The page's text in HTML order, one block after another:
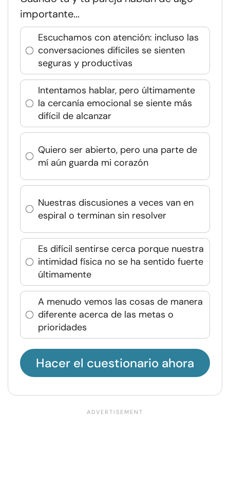
importante...
Escuchamos con atención: incluso las
conversaciones difíciles se sienten
seguras y productivas
Intentamos hablar, pero últimamente
la cercanía emocional se siente más
difícil de alcanzar
Quiero ser abierto, pero una parte de
mí aún guarda mi corazón
Nuestras discusiones a veces van en
espiral o terminan sin resolver
Es difícil sentirse cerca porque nuestra
intimidad física no se ha sentido fuerte
últimamente
A menudo vemos las cosas de manera
diferente acerca de las metas o
prioridades
Hacer el cuestionario ahora